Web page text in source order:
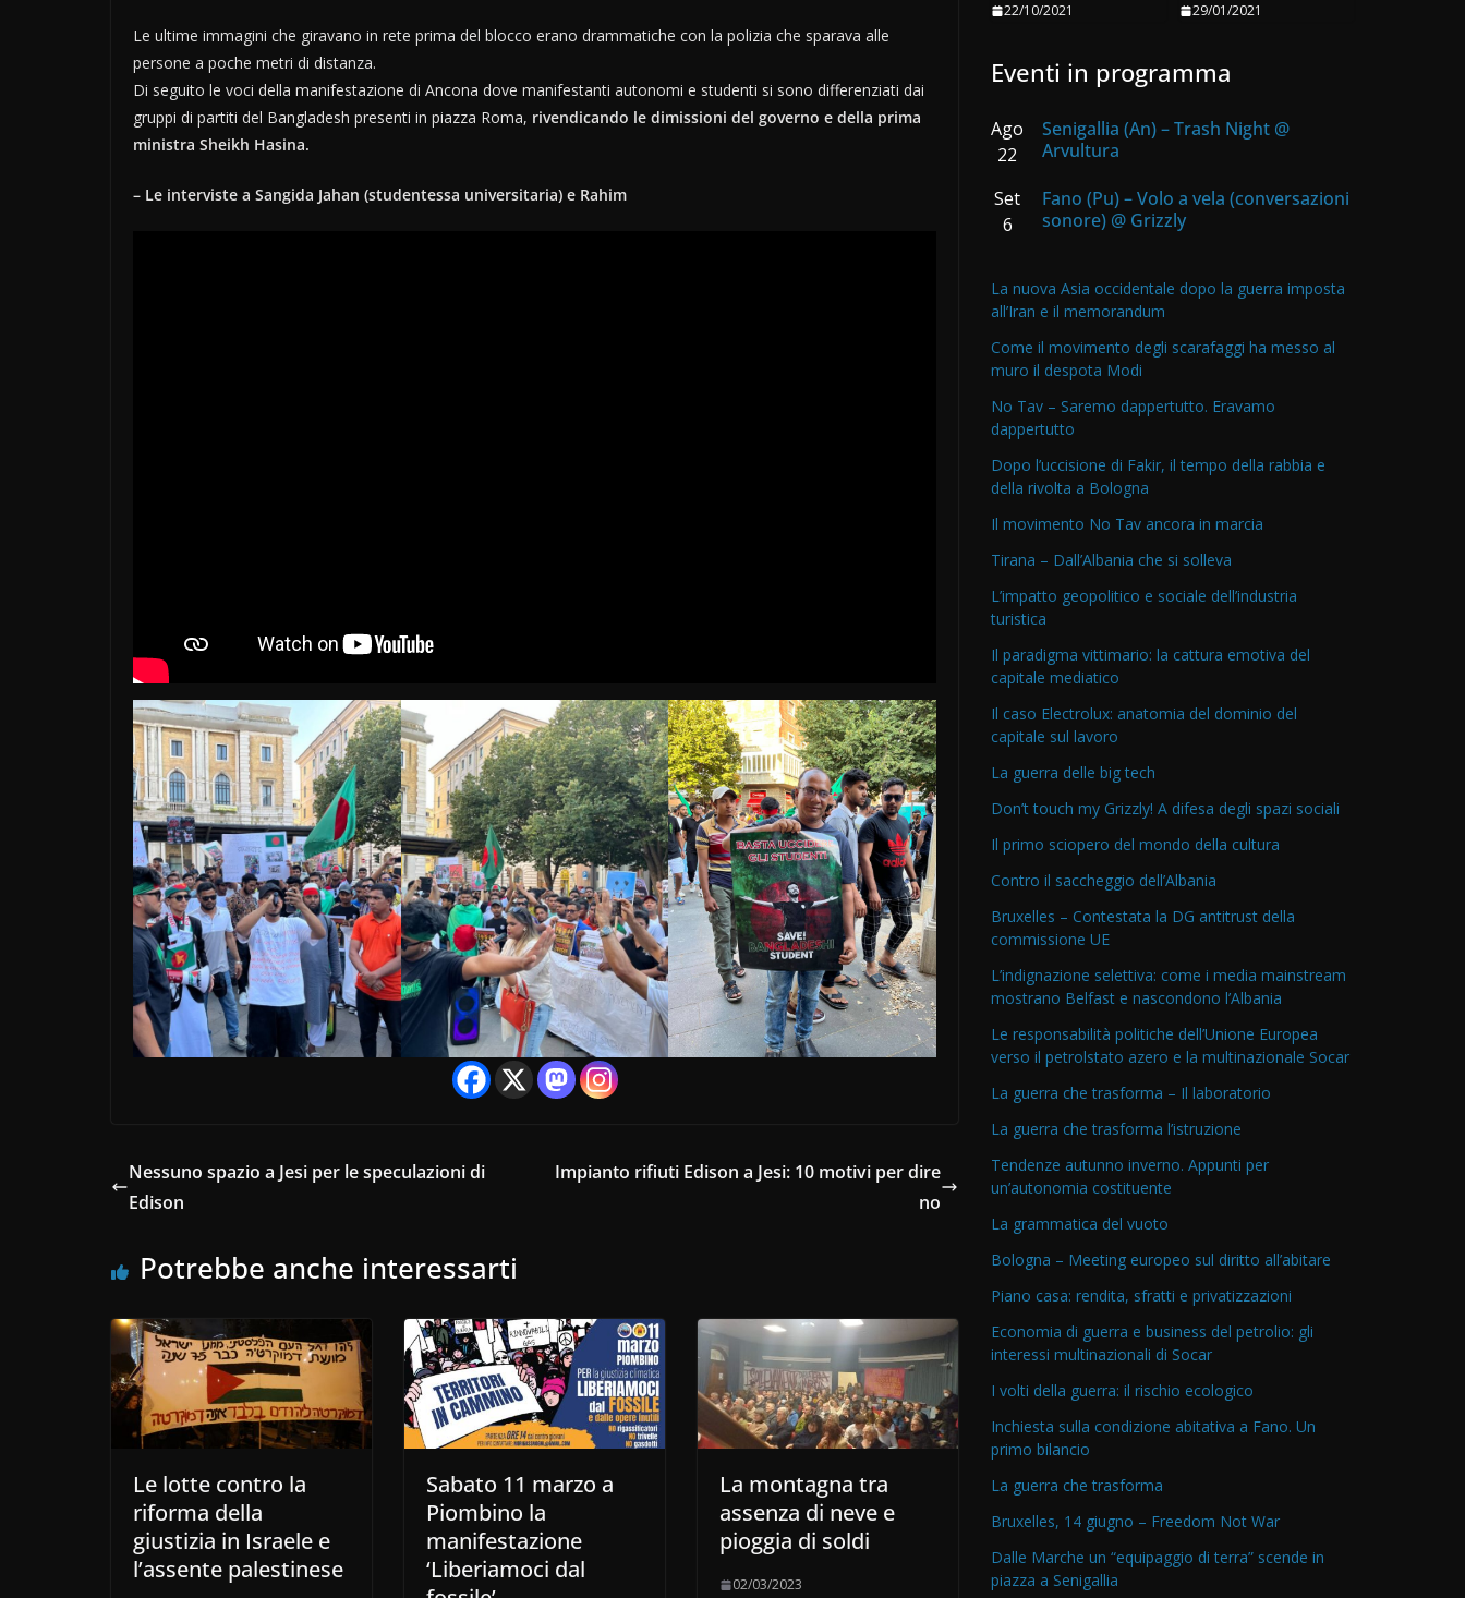
Le ultime immagini che giravano in rete prima del blocco erano drammatiche con la polizia che sparava alle
persone a poche metri di distanza.
Di seguito le voci della manifestazione di Ancona dove manifestanti autonomi e studenti si sono differenziati dai
gruppi di partiti del Bangladesh presenti in piazza Roma, rivendicando le dimissioni del governo e della prima
ministra Sheikh Hasina.
– Le interviste a Sangida Jahan (studentessa universitaria) e Rahim
Nessuno spazio a Jesi per le speculazioni di
Edison
Impianto rifiuti Edison a Jesi: 10 motivi per dire
no
Potrebbe anche interessarti
Le lotte contro la
riforma della
giustizia in Israele e
l’assente palestinese
Sabato 11 marzo a
Piombino la
manifestazione
‘Liberiamoci dal
La montagna tra
assenza di neve e
pioggia di soldi
02/03/2023
22/10/2021 29/01/2021
Eventi in programma
Ago
22
Senigallia (An) – Trash Night @
Arvultura
Set
6
Fano (Pu) – Volo a vela (conversazioni
sonore) @ Grizzly
La nuova Asia occidentale dopo la guerra imposta
all’Iran e il memorandum
Come il movimento degli scarafaggi ha messo al
muro il despota Modi
No Tav – Saremo dappertutto. Eravamo
dappertutto
Dopo l’uccisione di Fakir, il tempo della rabbia e
della rivolta a Bologna
Il movimento No Tav ancora in marcia
Tirana – Dall’Albania che si solleva
L’impatto geopolitico e sociale dell’industria
turistica
Il paradigma vittimario: la cattura emotiva del
capitale mediatico
Il caso Electrolux: anatomia del dominio del
capitale sul lavoro
La guerra delle big tech
Don’t touch my Grizzly! A difesa degli spazi sociali
Il primo sciopero del mondo della cultura
Contro il saccheggio dell’Albania
Bruxelles – Contestata la DG antitrust della
commissione UE
L’indignazione selettiva: come i media mainstream
mostrano Belfast e nascondono l’Albania
Le responsabilità politiche dell’Unione Europea
verso il petrolstato azero e la multinazionale Socar
La guerra che trasforma – Il laboratorio
La guerra che trasforma l’istruzione
Tendenze autunno inverno. Appunti per
un’autonomia costituente
La grammatica del vuoto
Bologna – Meeting europeo sul diritto all’abitare
Piano casa: rendita, sfratti e privatizzazioni
Economia di guerra e business del petrolio: gli
interessi multinazionali di Socar
I volti della guerra: il rischio ecologico
Inchiesta sulla condizione abitativa a Fano. Un
primo bilancio
La guerra che trasforma
Bruxelles, 14 giugno – Freedom Not War
Dalle Marche un “equipaggio di terra” scende in
piazza a Senigallia